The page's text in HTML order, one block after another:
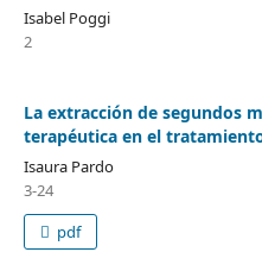
Isabel Poggi
2
La extracción de segundos
terapéutica en el
Isaura Pardo
3-24
pdf